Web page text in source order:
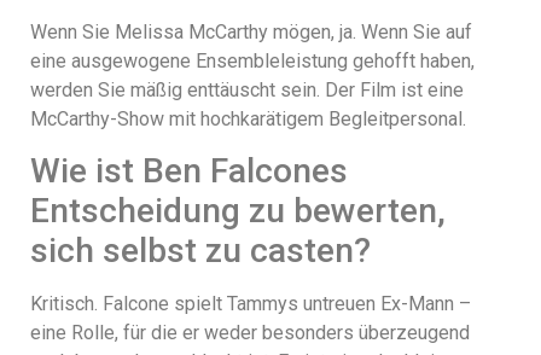
Wenn Sie Melissa McCarthy mögen, ja. Wenn Sie auf
eine ausgewogene Ensembleleistung gehofft haben,
werden Sie mäßig enttäuscht sein. Der Film ist eine
McCarthy-Show mit hochkarätigem Begleitpersonal.
Wie ist Ben Falcones
Entscheidung zu bewerten,
sich selbst zu casten?
Kritisch. Falcone spielt Tammys untreuen Ex-Mann –
eine Rolle, für die er weder besonders überzeugend